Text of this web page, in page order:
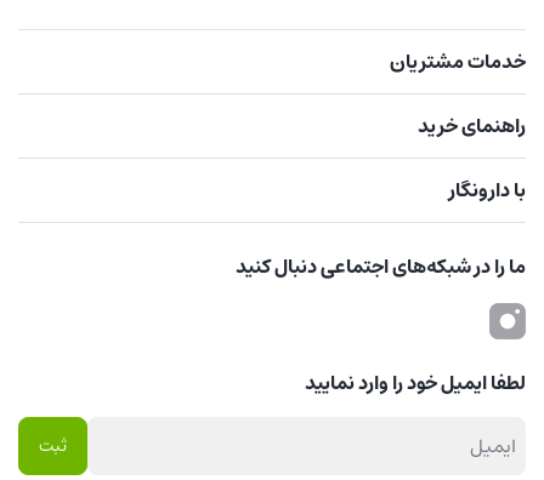
خدمات مشتریان
راهنمای خرید
با دارونگار
ما را در شبکه‌های اجتماعی دنبال کنید
لطفا ایمیل خود را وارد نمایید